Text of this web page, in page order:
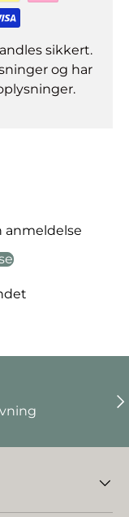
sikkert.
og har
anmeldelse